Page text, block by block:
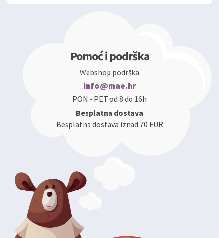
Pomoć i podrška
Webshop podrška
info@mae.hr
PON - PET od 8 do 16h
Besplatna dostava
Besplatna dostava iznad 70 EUR